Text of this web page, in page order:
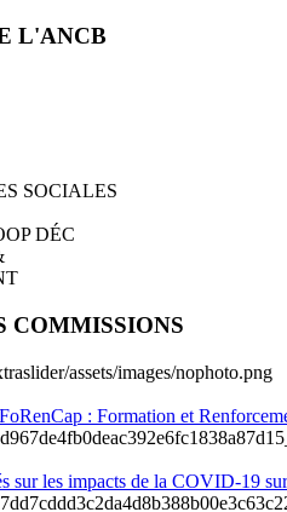
L'ANCB
SOCIALES
DÉC
COMMISSIONS
: Formation et
sur les impacts de la COVID-19